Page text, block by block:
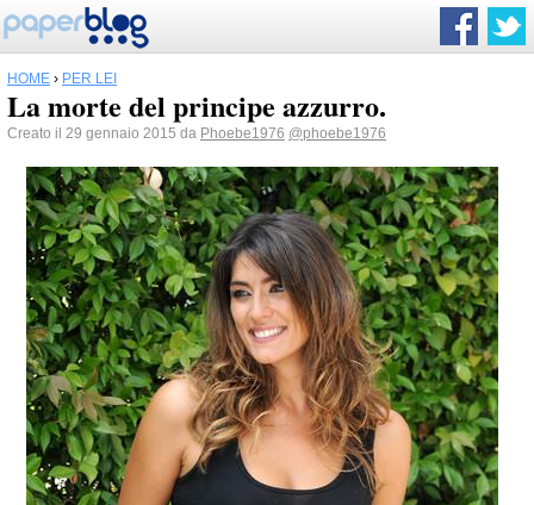
HOME › PER LEI
La morte del principe azzurro.
Creato il 29 gennaio 2015 da Phoebe1976 @phoebe1976